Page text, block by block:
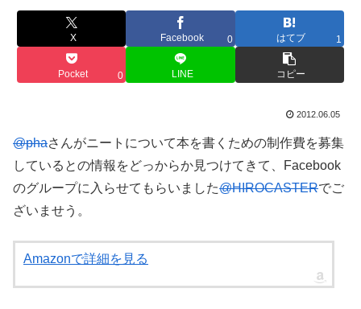
X Facebook 0 はてブ 1
Pocket 0 LINE コピー
2012.06.05
@phaさんがニートについて本を書くための制作費を募集
しているとの情報をどっからか見つけてきて、Facebook
のグループに入らせてもらいました@HIROCASTERでご
ざいませう。
Amazonで詳細を見る